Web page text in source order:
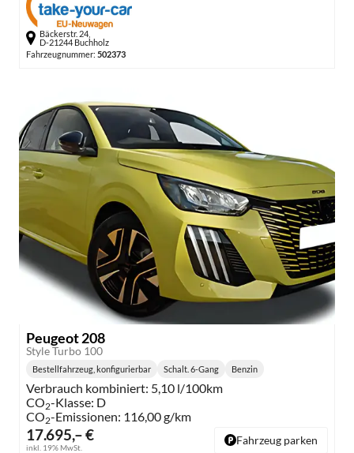
Bäckerstr. 24,
D-21244 Buchholz
Fahrzeugnummer: 502373
Peugeot 208
Style Turbo 100
17.695,– €
inkl. 19% MwSt.
Bestellfahrzeug, konfigurierbar
Getriebe:
Schalt. 6-Gang
Kraftstoff:
Benzin
Verbrauch kombiniert: 5,10 l/100km
CO2-Klasse: D
CO2-Emissionen: 116,00 g/km
Fahrzeug parken